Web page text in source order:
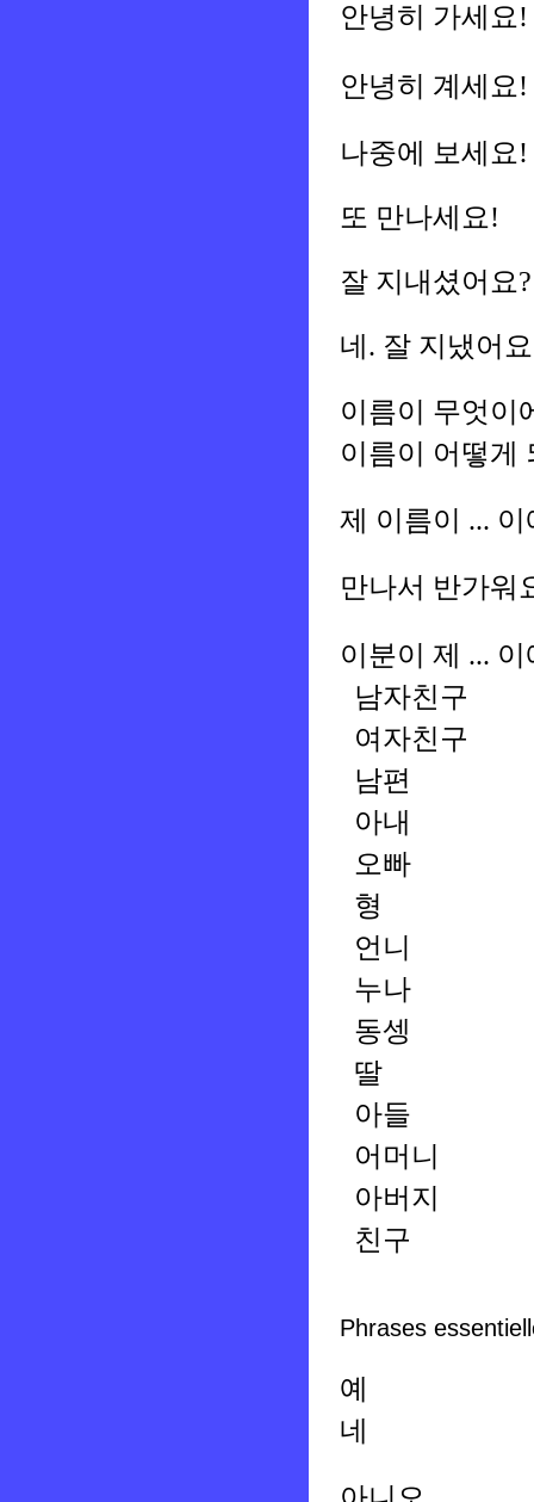
안녕히 가세요!
안녕히 계세요!
나중에 보세요!
또 만나세요!
잘 지내셨어요?
네. 잘 지냈어
이름이 무엇이
이름이 어떻게
제 이름이 ... 이
만나서 반가워
이분이 제 ... 이
남자친구
여자친구
남편
아내
오빠
형
언니
누나
동셍
딸
아들
어머니
아버지
친구
Phrases
예
네